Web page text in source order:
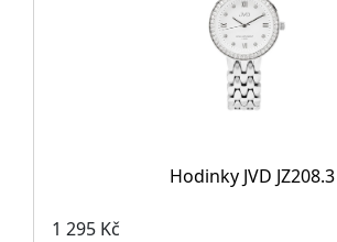
Hodinky JVD JZ208.3
1 295 Kč